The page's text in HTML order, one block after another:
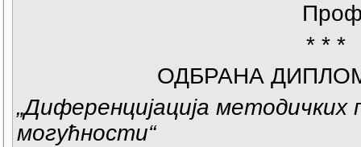
* * *
ОДБРАНА
„Диференцијација методичких
могућности“